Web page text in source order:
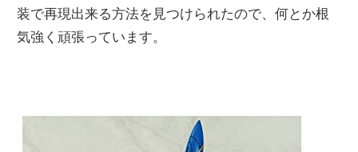
装で再現出来る方法を見つけられたので、何とか根
気強く頑張っています。